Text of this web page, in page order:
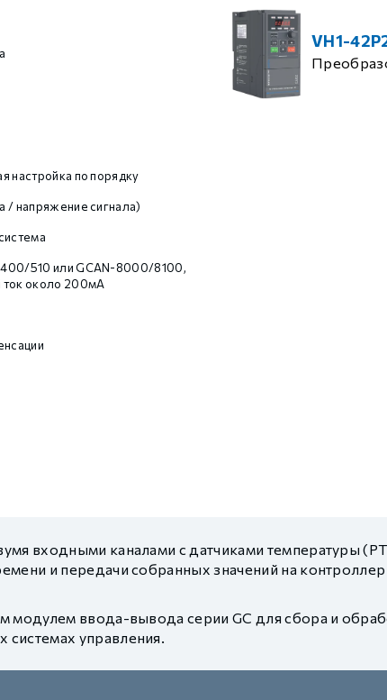
настройка по порядку
/ напряжение сигнала)
510 или GCAN-8000/8100,
около 200мА
VH1-
входными каналами с датчиками температуры
и передачи собранных значений на
ввода-вывода серии GC для сбора и
управления.